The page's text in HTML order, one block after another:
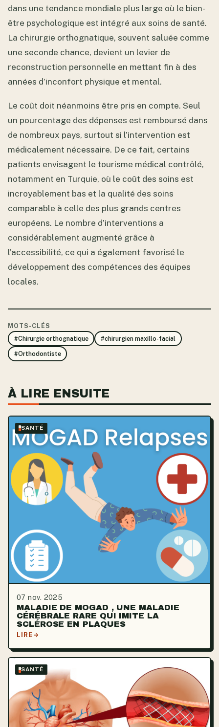
dans une tendance mondiale plus large où le bien-
être psychologique est intégré aux soins de santé.
La chirurgie orthognatique, souvent saluée comme
une seconde chance, devient un levier de
reconstruction personnelle en mettant fin à des
années d’inconfort physique et mental.
Le coût doit néanmoins être pris en compte. Seul
un pourcentage des dépenses est remboursé dans
de nombreux pays, surtout si l’intervention est
médicalement nécessaire. De ce fait, certains
patients envisagent le tourisme médical contrôlé,
notamment en Turquie, où le coût des soins est
incroyablement bas et la qualité des soins
comparable à celle des plus grands centres
européens. Le nombre d’interventions a
considérablement augmenté grâce à
l’accessibilité, ce qui a également favorisé le
développement des compétences des équipes
locales.
MOTS-CLÉS
#Chirurgie orthognatique
#chirurgien maxillo-facial
#Orthodontiste
À LIRE ENSUITE
SANTÉ
07 nov. 2025
MALADIE DE MOGAD , UNE MALADIE
CÉRÉBRALE RARE QUI IMITE LA
SCLÉROSE EN PLAQUES
LIRE
SANTÉ